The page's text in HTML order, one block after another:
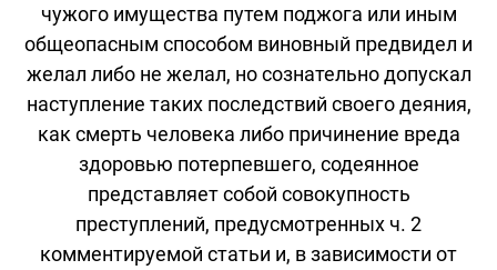
чужого имущества путем поджога или иным
общеопасным способом виновный предвидел и
желал либо не желал, но сознательно допускал
наступление таких последствий своего деяния,
как смерть человека либо причинение вреда
здоровью потерпевшего, содеянное
представляет собой совокупность
преступлений, предусмотренных ч. 2
комментируемой статьи и, в зависимости от